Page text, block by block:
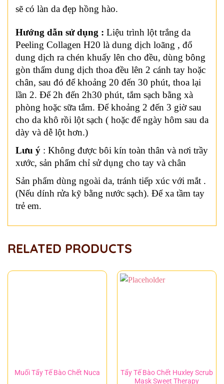
sẽ có làn da đẹp hồng hào.
Hướng dẫn sử dụng : Liệu trình lột trắng da
Peeling Collagen H20 là dung dịch loãng , đổ
dung dịch ra chén khuấy lên cho đều, dùng bông
gòn thấm dung dịch thoa đều lên 2 cánh tay hoặc
chân, sau đó để khoảng 20 đến 30 phút, thoa lại
lần 2. Để 2h đến 2h30 phút, tắm sạch bằng xà
phòng hoặc sữa tắm. Để khoảng 2 đến 3 giờ sau
cho da khô rồi lột sạch ( hoặc để ngày hôm sau da
dày và dễ lột hơn.)
Lưu ý : Không được bôi kín toàn thân và nơi trầy
xước, sản phẩm chỉ sử dụng cho tay và chân
Sản phẩm dùng ngoài da, tránh tiếp xúc với mắt .
(Nếu dính rửa kỹ bằng nước sạch). Để xa tầm tay
trẻ em.
RELATED PRODUCTS
Muối Tẩy Tế Bào Chết Nuca
Tẩy Tế Bào Chết Huxley Scrub
Mask Sweet Therapy